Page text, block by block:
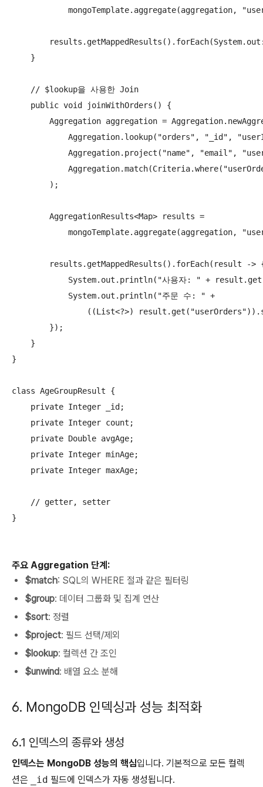
mongoTemplate.aggregate(aggregation,
    }
    // $lookup을 사용한 Join
    public void joinWithOrders() {
Aggregation aggregation =
Aggregation.lookup("orders", "_id",
Aggregation.project("name", "email",
        );
        AggregationResults<Map> results =
mongoTemplate.aggregate(aggregation,
results.getMappedResults().forEach(result ->
System.out.println("사용자: " +
            System.out.println("주문 수: " +
((List<?>)
        });
    }
}
class AgeGroupResult {
    private Integer _id;
    private Integer count;
    private Double avgAge;
    private Integer minAge;
    private Integer maxAge;
    // getter, setter
}
주요 Aggregation 단계:
$match: SQL의 WHERE 절과 같은 필터링
$group: 데이터 그룹화 및 집계 연산
$sort: 정렬
$project: 필드 선택/제외
$lookup: 컬렉션 간 조인
$unwind: 배열 요소 분해
6. MongoDB 인덱싱과 성능 최적화
6.1 인덱스의 종류와 생성
인덱스는 MongoDB 성능의 핵심입니다. 기본적으로 모든 컬렉
션은
_id 필드에 인덱스가 자동 생성됩니다.